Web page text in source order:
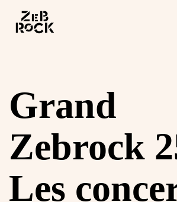
Aller
Zebrock
Grand
Zebrock
Les